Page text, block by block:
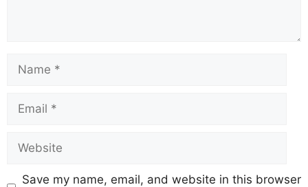
Save my name, email, and website in this browser